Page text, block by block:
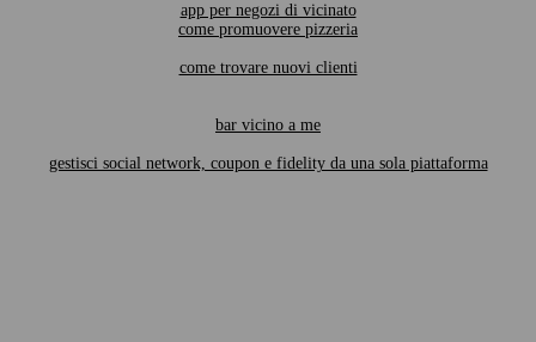
app per negozi di vicinato
come promuovere pizzeria
come trovare nuovi clienti
bar vicino a me
gestisci social network, coupon e fidelity da una sola piattaforma